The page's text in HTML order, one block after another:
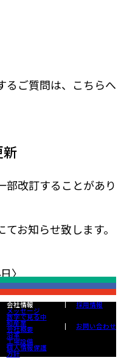
るご質問は、こちらへ
部改訂することがあり
お知らせ致します。
〉
会社情報
メッセージ
数字で見る中
和産業
会社概要
沿革
工場設備
個人情報保護
方針
採用情報
お問い合わせ